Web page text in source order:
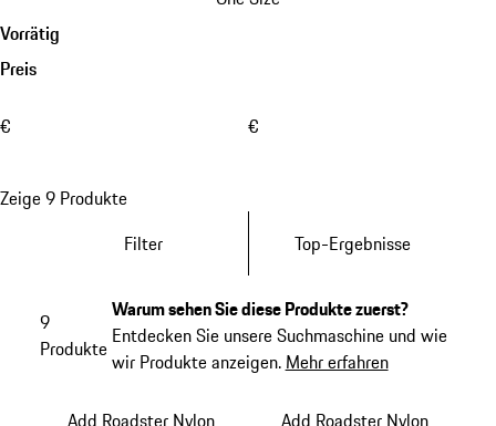
Vorrätig
Preis
€ €
Zeige 9 Produkte
Filter
Top-Ergebnisse
9
Produkte
Warum sehen Sie diese Produkte zuerst?
Entdecken Sie unsere Suchmaschine und wie
wir Produkte anzeigen. Mehr erfahren